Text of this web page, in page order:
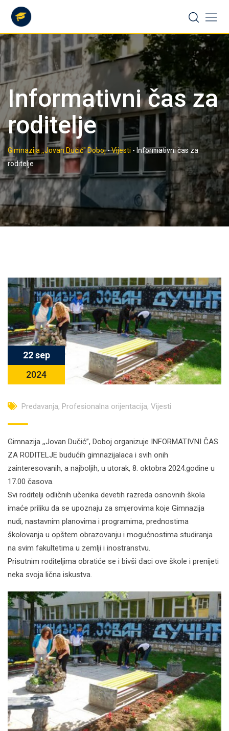
content
Informativni čas za
roditelje
Gimnazija ,,Jovan Dučić" Doboj-Vijesti - Informativni čas za
roditelje
22 sep
2024
Predavanja, Profesionalna orijentacija, Vijesti
Gimnazija ,,Jovan Dučić”, Doboj organizuje INFORMATIVNI ČAS
ZA RODITELJE budućih gimnazijalaca i svih onih
zainteresovanih, a najboljih, u utorak, 8. oktobra 2024.godine u
17.00 časova.
Svi roditelji odličnih učenika devetih razreda osnovnih škola
imaće priliku da se upoznaju za smjerovima koje Gimnazija
nudi, nastavnim planovima i programima, prednostima
školovanja u opštem obrazovanju i mogućnostima studiranja
na svim fakultetima u zemlji i inostranstvu.
Prisutnim roditeljima obratiće se i bivši đaci ove škole i prenijeti
neka svoja lična iskustva.